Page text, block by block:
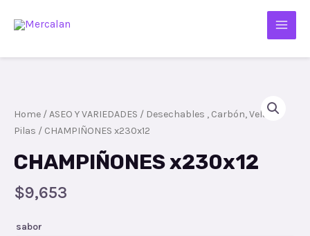
Home /ASEO Y VARIEDADES / Desechables , Carbón, Velas y
Pilas / CHAMPIÑONES x230x12
CHAMPIÑONES x230x12
$9,653
sabor